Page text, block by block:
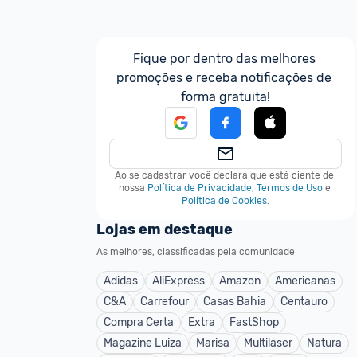
Fique por dentro das melhores
promoções e receba notificações de
forma gratuita!
Ao se cadastrar você declara que está ciente de
nossa Política de Privacidade, Termos de Uso e
Política de Cookies.
Lojas em destaque
As melhores, classificadas pela comunidade
Adidas AliExpress Amazon
Americanas
C&A
Carrefour Casas Bahia
Centauro
Compra Certa
Extra
FastShop
Magazine Luiza
Marisa Multilaser
Natura